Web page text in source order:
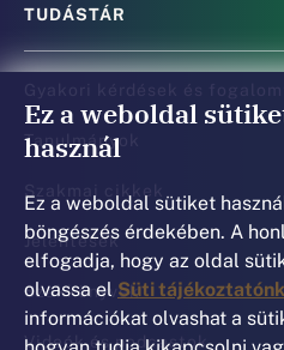
Ez a weboldal
használ
Ez a weboldal sütiket
böngészés érdekében. A
elfogadja, hogy az oldal
olvassa el Süti
információkat olvashat a
TUDÁSTÁR
Tanulmányok
Jelentések
Szakkönyvek
Videók és podcastok